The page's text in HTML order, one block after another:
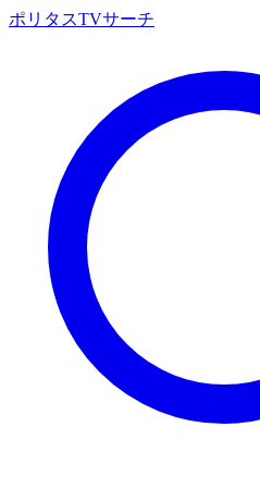
ポリタスTVサーチ